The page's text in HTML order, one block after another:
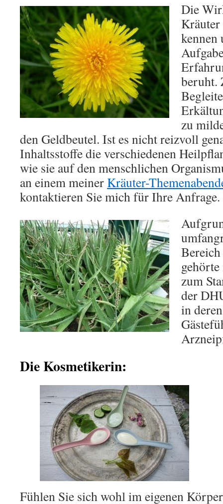
Die
kennen
beruht.
zu
den Geldbeutel. Ist es nicht reizvoll
Inhaltsstoffe die verschiedenen
wie sie auf den menschlichen
an einem meiner Kräuter-
kontaktieren Sie mich für Ihre Anfrage.
zum
der
in
Die Kosmetikerin:
Fühlen Sie sich wohl im eigenen